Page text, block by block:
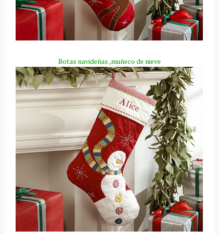
Botas navideñas ,muñeco de nieve